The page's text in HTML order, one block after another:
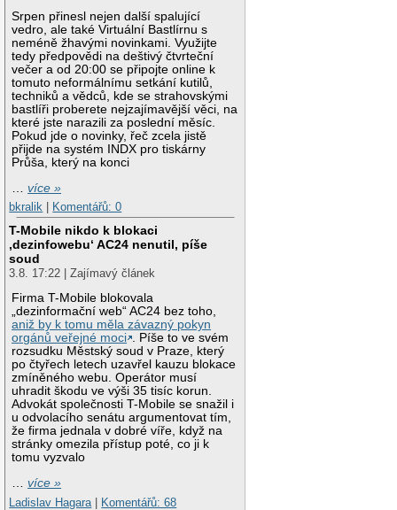
Srpen přinesl nejen další spalující
vedro, ale také Virtuální Bastlírnu s
neméně žhavými novinkami. Využijte
tedy předpovědi na deštivý čtvrteční
večer a od 20:00 se připojte online k
tomuto neformálnímu setkání kutilů,
techniků a vědců, kde se strahovskými
bastlíři proberete nejzajímavější věci, na
které jste narazili za poslední měsíc.
Pokud jde o novinky, řeč zcela jistě
přijde na systém INDX pro tiskárny
Průša, který na konci
…více »
bkralik
Komentářů: 0
T-Mobile nikdo k blokaci
‚dezinfowebu‘ AC24 nenutil, píše
soud
3.8. 17:22 | Zajímavý článek
Firma T-Mobile blokovala
„dezinformační web“ AC24 bez toho,
aniž by k tomu měla závazný pokyn
orgánů veřejné moci . Píše to ve svém
rozsudku Městský soud v Praze, který
po čtyřech letech uzavřel kauzu blokace
zmíněného webu. Operátor musí
uhradit škodu ve výši 35 tisíc korun.
Advokát společnosti T-Mobile se snažil i
u odvolacího senátu argumentovat tím,
že firma jednala v dobré víře, když na
stránky omezila přístup poté, co ji k
tomu vyzvalo
…více »
Ladislav Hagara | Komentářů: 68